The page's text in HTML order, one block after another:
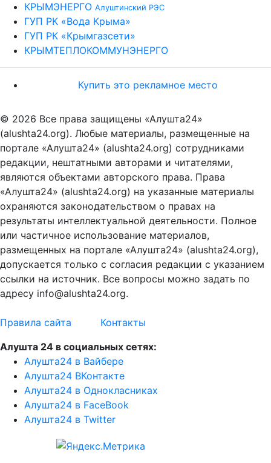
КРЫМЭНЕРГО Алуштинский РЭС
ГУП РК «Вода Крыма»
ГУП РК «Крымгазсети»
КРЫМТЕПЛОКОММУНЭНЕРГО
Купить это рекламное место
© 2026 Все права защищены «Алушта24»
(alushta24.org). Любые материалы, размещенные на
портале «Алушта24» (alushta24.org) сотрудниками
редакции, нештатными авторами и читателями,
являются объектами авторского права. Права
«Алушта24» (alushta24.org) на указанные материалы
охраняются законодательством о правах на
результаты интеллектуальной деятельности. Полное
или частичное использование материалов,
размещенных на портале «Алушта24» (alushta24.org),
допускается только с согласия редакции с указанием
ссылки на источник. Все вопросы можно задать по
адресу info@alushta24.org.
Правила сайта
Контакты
Алушта 24 в социальных сетях:
Алушта24 в Вайбере
Алушта24 ВКонтакте
Алушта24 в Однокласниках
Алушта24 в FaceBook
Алушта24 в Twitter